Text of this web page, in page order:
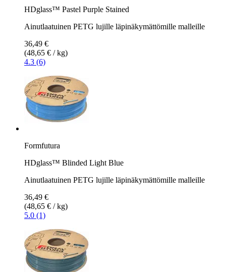
HDglass™ Pastel Purple Stained
Ainutlaatuinen PETG lujille läpinäkymättömille malleille
36,49 €
(48,65 € / kg)
4.3 (6)
Formfutura
HDglass™ Blinded Light Blue
Ainutlaatuinen PETG lujille läpinäkymättömille malleille
36,49 €
(48,65 € / kg)
5.0 (1)